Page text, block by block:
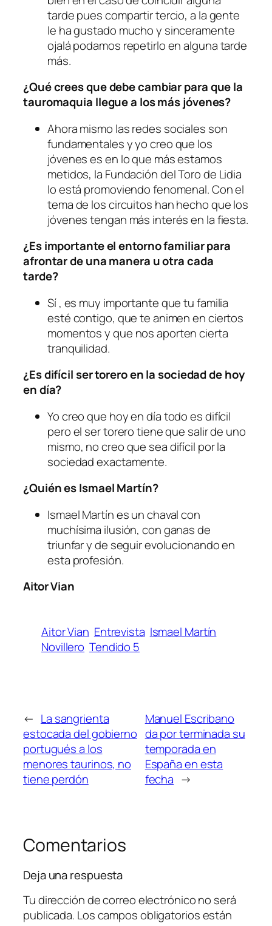
tarde pues compartir tercio, a la gente
le ha gustado mucho y sinceramente
ojalá podamos repetirlo en alguna tarde
más.
¿Qué crees que debe cambiar para que la
tauromaquia llegue a los más jóvenes?
Ahora mismo las redes sociales son
fundamentales y yo creo que los
jóvenes es en lo que más estamos
metidos, la Fundación del Toro de Lidia
lo está promoviendo fenomenal. Con el
tema de los circuitos han hecho que los
jóvenes tengan más interés en la fiesta.
¿Es importante el entorno familiar para
afrontar de una manera u otra cada
tarde?
Sí , es muy importante que tu familia
esté contigo, que te animen en ciertos
momentos y que nos aporten cierta
tranquilidad.
¿Es difícil ser torero en la sociedad de hoy
en día?
Yo creo que hoy en día todo es difícil
pero el ser torero tiene que salir de uno
mismo, no creo que sea difícil por la
sociedad exactamente.
¿Quién es Ismael Martín?
Ismael Martín es un chaval con
muchísima ilusión, con ganas de
triunfar y de seguir evolucionando en
esta profesión.
Aitor Vian
Aitor Vian Entrevista Ismael Martín
Novillero Tendido 5
← La sangrienta
estocada del gobierno
portugués a los
menores taurinos, no
tiene perdón
Manuel Escribano
da por terminada su
temporada en
España en esta
fecha →
Comentarios
Deja una respuesta
Tu dirección de correo electrónico no será
publicada. Los campos obligatorios están